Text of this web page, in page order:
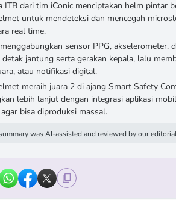
ITB dari tim iConic menciptakan helm pintar
untuk mendeteksi dan mencegah
real time.
sensor PPG, akselerometer,
detak jantung serta gerakan kepala, lalu
atau notifikasi digital.
meraih juara 2 di ajang Smart Safety
lebih lanjut dengan integrasi aplikasi
bisa diproduksi massal.
was AI-assisted and reviewed by our